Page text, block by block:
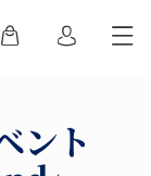
ント